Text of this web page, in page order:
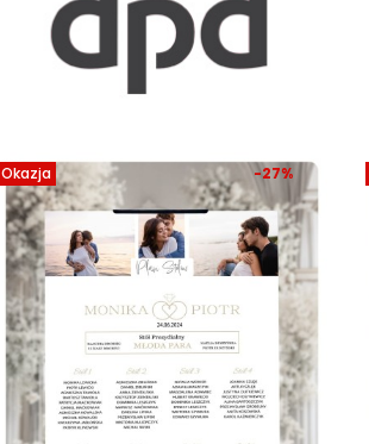
Okazja -27%